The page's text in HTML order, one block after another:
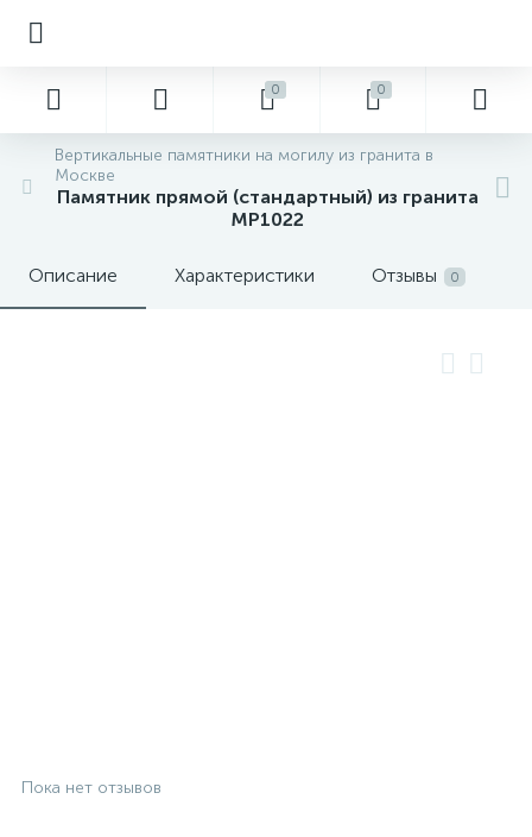
0 0
Вертикальные памятники на могилу из гранита в
Москве
Памятник прямой (стандартный) из гранита
MP1022
Описание Характеристики Отзывы 0
Пока нет отзывов